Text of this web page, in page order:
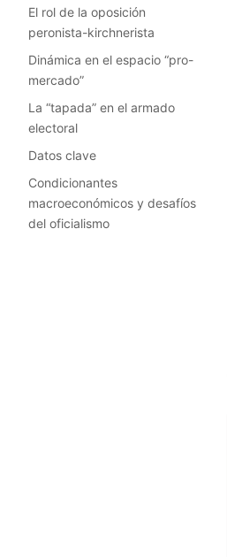
El rol de la oposición
peronista-kirchnerista
Dinámica en el espacio “pro-
mercado”
La “tapada” en el armado
electoral
Datos clave
Condicionantes
macroeconómicos y desafíos
del oficialismo